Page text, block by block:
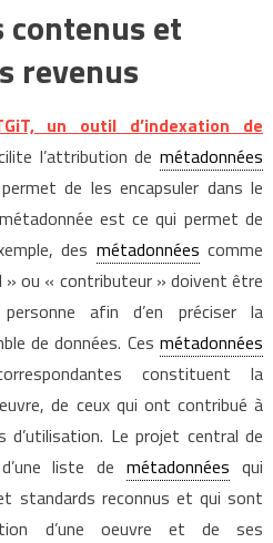
et
revenus
un outil d’indexation de
l’attribution demétadonnées
de les encapsuler dans le
est ce qui permet de
des métadonnées comme
ou « contributeur » doivent être
afin d’en préciser la
de données. Cesmétadonnées
constituent la
de ceux qui ont contribué à
Le projet central de
liste demétadonnées qui
standards reconnus et qui sont
d’une oeuvre et de ses